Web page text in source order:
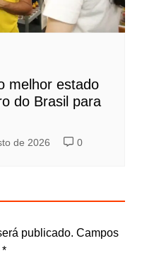
melhor estado
do Brasil para
de 2026 0
publicado. Campos
*